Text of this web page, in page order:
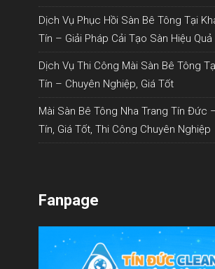
Dịch Vụ Phục Hồi Sàn Bê Tông Tại
Tín – Giải Pháp Cải Tạo Sàn Hiệu Quả
Dịch Vụ Thi Công Mài Sàn Bê Tông
Tín – Chuyên Nghiệp, Giá Tốt
Mài Sàn Bê Tông Nha Trang Tín Đức
Tín, Giá Tốt, Thi Công Chuyên Nghiệp
Fanpage